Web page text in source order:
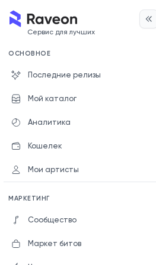
Сервис для лучших
ОСНОВНОЕ
Последние релизы
Мой каталог
Аналитика
Кошелек
Мои артисты
МАРКЕТИНГ
Сообщество
Маркет битов